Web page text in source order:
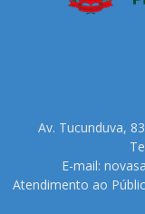
Av. Tucunduva,
E-mail:
Atendimento ao